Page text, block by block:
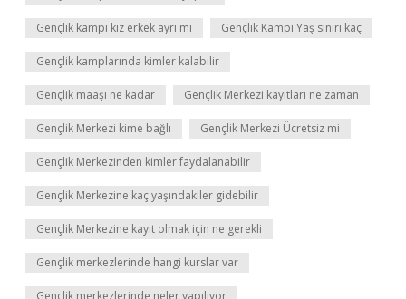
Gençlik kampı kız erkek ayrı mı Gençlik Kampı Yaş sınırı kaç
Gençlik kamplarında kimler kalabilir
Gençlik maaşı ne kadar Gençlik Merkezi kayıtları ne zaman
Gençlik Merkezi kime bağlı Gençlik Merkezi Ücretsiz mi
Gençlik Merkezinden kimler faydalanabilir
Gençlik Merkezine kaç yaşındakiler gidebilir
Gençlik Merkezine kayıt olmak için ne gerekli
Gençlik merkezlerinde hangi kurslar var
Gençlik merkezlerinde neler yapılıyor